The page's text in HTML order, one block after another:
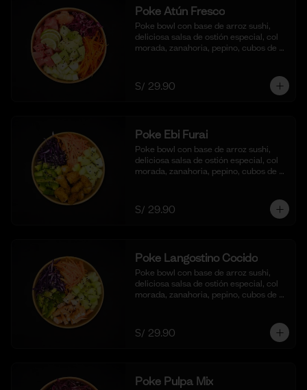
Poke Atún Fresco
Poke bowl con base de arroz sushi,
deliciosa salsa de ostión especial, col
morada, zanahoria, pepino, cubos de
S/ 29.90
Poke Ebi Furai
Poke bowl con base de arroz sushi,
deliciosa salsa de ostión especial, col
morada, zanahoria, pepino, cubos de
S/ 29.90
Poke Langostino Cocido
Poke bowl con base de arroz sushi,
deliciosa salsa de ostión especial, col
morada, zanahoria, pepino, cubos de
S/ 29.90
Poke Pulpa Mix